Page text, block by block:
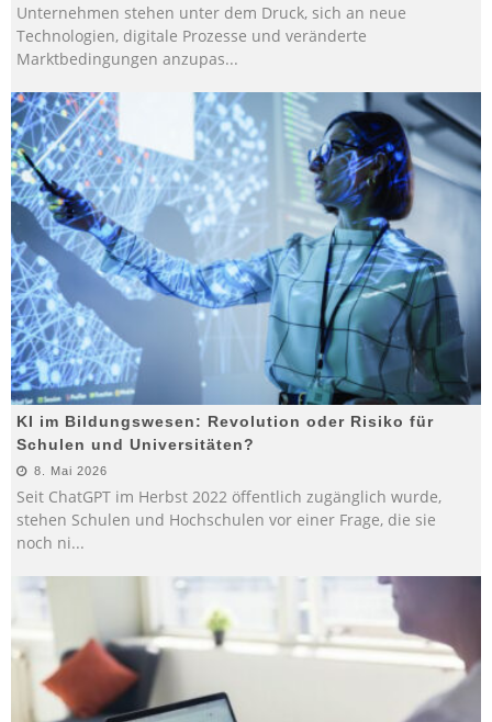
Unternehmen stehen unter dem Druck, sich an neue
Technologien, digitale Prozesse und veränderte
Marktbedingungen anzupas...
KI im Bildungswesen: Revolution oder Risiko für
Schulen und Universitäten?
8. Mai 2026
Seit ChatGPT im Herbst 2022 öffentlich zugänglich wurde,
stehen Schulen und Hochschulen vor einer Frage, die sie
noch ni...